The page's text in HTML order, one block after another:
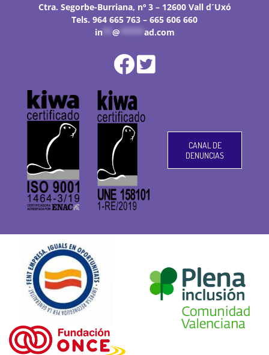
Ctra. Segorbe-Burriana, nº 3 – 12600 Vall d´Uxó
Tels. 964 665 763 – 665 606 660
in** @ ad.com
CANAL DE
DENUNCIAS